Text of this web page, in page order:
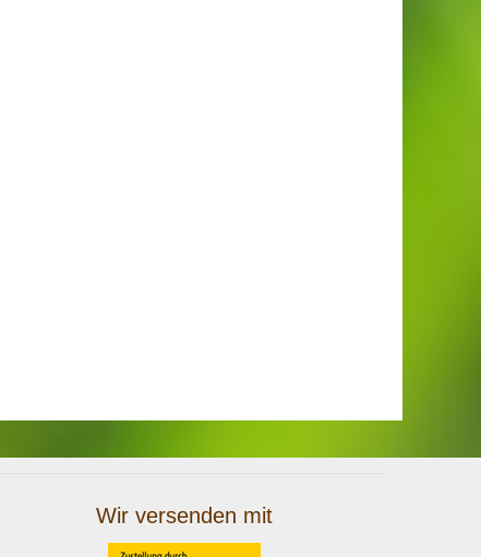
Wir versenden mit